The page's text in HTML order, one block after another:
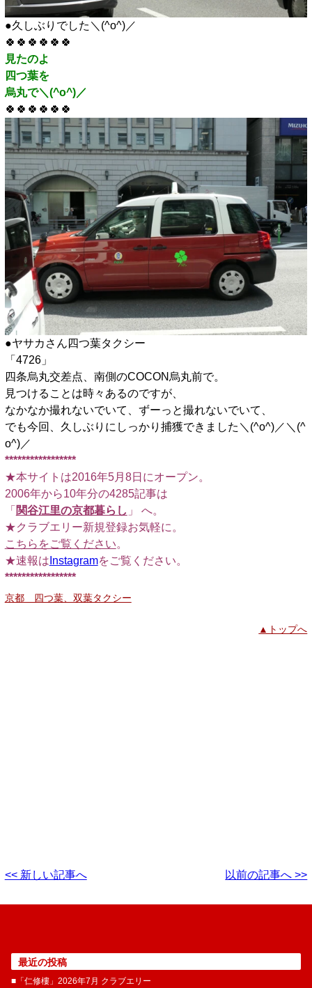
●久しぶりでした＼(^o^)／
🍀🍀🍀🍀🍀🍀
見たのよ
四つ葉を
烏丸で＼(^o^)／
🍀🍀🍀🍀🍀🍀
●ヤサカさん四つ葉タクシー
「4726」
四条烏丸交差点、南側のCOCON烏丸前で。
見つけることは時々あるのですが、
なかなか撮れないでいて、ずーっと撮れないでいて、
でも今回、久しぶりにしっかり捕獲できました＼(^o^)／＼(^
o^)／
*****************
★本サイトは2016年5月8日にオープン。
2006年から10年分の4285記事は
「 関谷江里の京都暮らし 」 へ。
★クラブエリー新規登録お気軽に。
こちらをご覧ください。
★速報は Instagramをご覧ください。
*****************
京都 四つ葉、双葉タクシー
▲トップへ
<< 新しい記事へ 以前の記事へ >>
最近の投稿
■「仁修樓」2026年7月 クラブエリー